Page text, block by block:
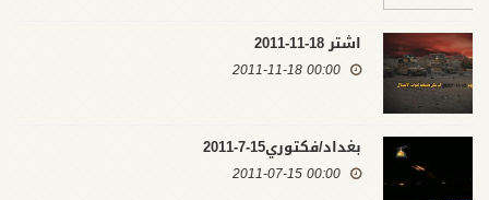
اشتر 18-11-2011
00:00 2011-11-18
بغداد/فكتوري15-7-2011
00:00 2011-07-15